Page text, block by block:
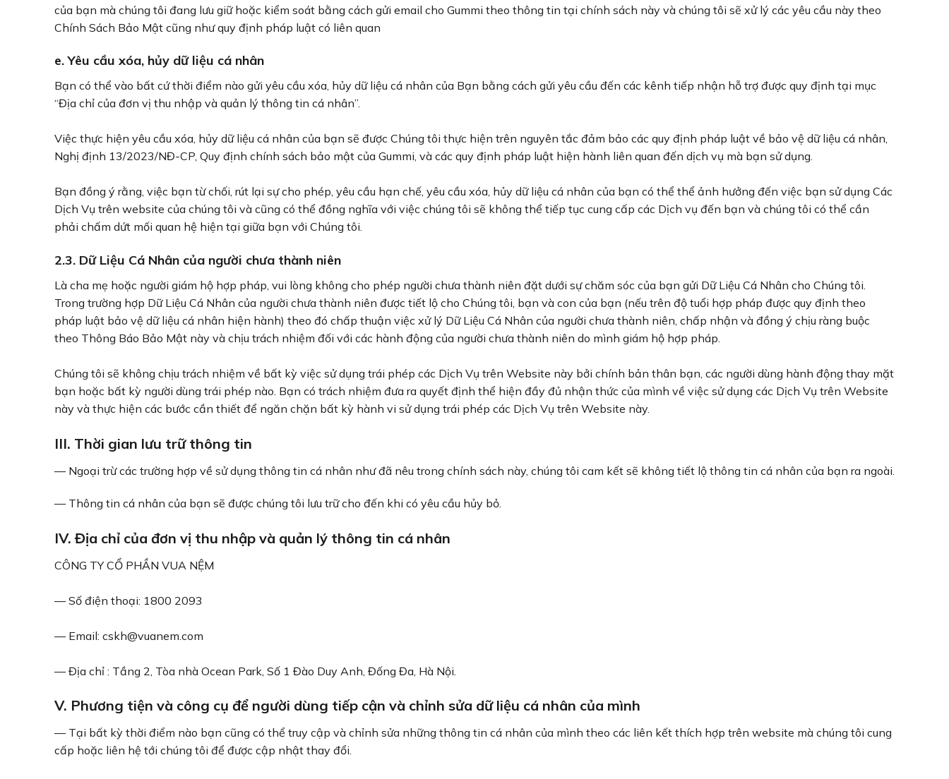
của bạn mà chúng tôi đang lưu giữ hoặc kiểm soát bằng cách gửi email cho Gummi theo thông tin tại chính sách này và chúng tôi sẽ xử lý các yêu cầu này theo
Chính Sách Bảo Mật cũng như quy định pháp luật có liên quan
e. Yêu cầu xóa, hủy dữ liệu cá nhân
Bạn có thể vào bất cứ thời điểm nào gửi yêu cầu xóa, hủy dữ liệu cá nhân của Bạn bằng cách gửi yêu cầu đến các kênh tiếp nhận hỗ trợ được quy định tại mục
“Địa chỉ của đơn vị thu nhập và quản lý thông tin cá nhân”.
Việc thực hiện yêu cầu xóa, hủy dữ liệu cá nhân của bạn sẽ được Chúng tôi thực hiện trên nguyên tắc đảm bảo các quy định pháp luật về bảo vệ dữ liệu cá nhân,
Nghị định 13/2023/NĐ-CP, Quy định chính sách bảo mật của Gummi, và các quy định pháp luật hiện hành liên quan đến dịch vụ mà bạn sử dụng.
Bạn đồng ý rằng, việc bạn từ chối, rút lại sự cho phép, yêu cầu hạn chế, yêu cầu xóa, hủy dữ liệu cá nhân của bạn có thể thể ảnh hưởng đến việc bạn sử dụng Các
Dịch Vụ trên website của chúng tôi và cũng có thể đồng nghĩa với việc chúng tôi sẽ không thể tiếp tục cung cấp các Dịch vụ đến bạn và chúng tôi có thể cần
phải chấm dứt mối quan hệ hiện tại giữa bạn với Chúng tôi.
2.3. Dữ Liệu Cá Nhân của người chưa thành niên
Là cha mẹ hoặc người giám hộ hợp pháp, vui lòng không cho phép người chưa thành niên đặt dưới sự chăm sóc của bạn gửi Dữ Liệu Cá Nhân cho Chúng tôi.
Trong trường hợp Dữ Liệu Cá Nhân của người chưa thành niên được tiết lộ cho Chúng tôi, bạn và con của bạn (nếu trên độ tuổi hợp pháp được quy định theo
pháp luật bảo vệ dữ liệu cá nhân hiện hành) theo đó chấp thuận việc xử lý Dữ Liệu Cá Nhân của người chưa thành niên, chấp nhận và đồng ý chịu ràng buộc
theo Thông Báo Bảo Mật này và chịu trách nhiệm đối với các hành động của người chưa thành niên do mình giám hộ hợp pháp.
Chúng tôi sẽ không chịu trách nhiệm về bất kỳ việc sử dụng trái phép các Dịch Vụ trên Website này bởi chính bản thân bạn, các người dùng hành động thay mặt
bạn hoặc bất kỳ người dùng trái phép nào. Bạn có trách nhiệm đưa ra quyết định thể hiện đầy đủ nhận thức của mình về việc sử dụng các Dịch Vụ trên Website
này và thực hiện các bước cần thiết để ngăn chặn bất kỳ hành vi sử dụng trái phép các Dịch Vụ trên Website này.
III. Thời gian lưu trữ thông tin
— Ngoại trừ các trường hợp về sử dụng thông tin cá nhân như đã nêu trong chính sách này, chúng tôi cam kết sẽ không tiết lộ thông tin cá nhân của bạn ra ngoài.
— Thông tin cá nhân của bạn sẽ được chúng tôi lưu trữ cho đến khi có yêu cầu hủy bỏ.
IV. Địa chỉ của đơn vị thu nhập và quản lý thông tin cá nhân
CÔNG TY CỔ PHẦN VUA NỆM
— Số điện thoại: 1800 2093
— Email: cskh@vuanem.com
— Địa chỉ : Tầng 2, Tòa nhà Ocean Park, Số 1 Đào Duy Anh, Đống Đa, Hà Nội.
V. Phương tiện và công cụ để người dùng tiếp cận và chỉnh sửa dữ liệu cá nhân của mình
— Tại bất kỳ thời điểm nào bạn cũng có thể truy cập và chỉnh sửa những thông tin cá nhân của mình theo các liên kết thích hợp trên website mà chúng tôi cung
cấp hoặc liên hệ tới chúng tôi để được cập nhật thay đổi.